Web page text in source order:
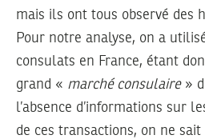
mais ils ont tous observé des
Pour notre analyse, on a
consulats en France, étant
grand « marché consulaire»
l’absence d’informations sur
de ces transactions, on ne